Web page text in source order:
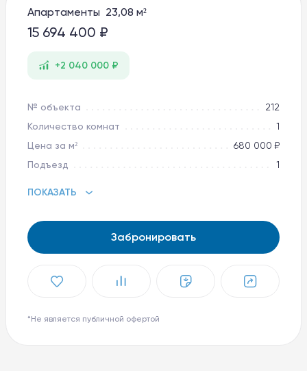
Баден-Баден Таватуй
8 800 10-11-888
Апартаменты 23,08 м²
15 694 400 ₽
+2 040 000 ₽
№ объекта
212
Количество комнат
1
Цена за м²
680 000 ₽
Подъезд
1
ПОКАЗАТЬ
Забронировать
*Не является публичной офертой